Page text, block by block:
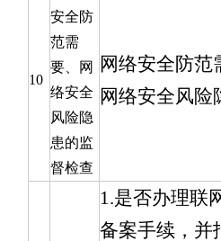
10
安全防
范需
要、网
络安全
风险隐
患的监
督检查
网络安全防范
网络安全风险
1.是否办理联
备案手续，并